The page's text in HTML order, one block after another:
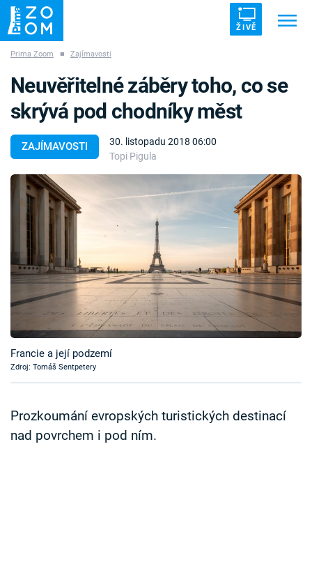
ŽIVĚ
ZÁHADY VETŘELCI DÁVNOVĚKU
Témata
Témata
Pořady
TV Program
Časopis
Sledujte prima+
Prima Zoom ■ Zajímavosti
ZAJÍMAVOSTI
30. listopadu 2018 06:00
Topi Pigula
Neuvěřitelné záběry toho, co se
skrývá pod chodníky měst
Francie a její podzemí
Zdroj: Tomáš Sentpetery
Prozkoumání evropských turistických destinací
nad povrchem i pod ním.